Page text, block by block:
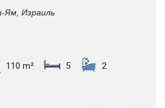
Ям, Израиль
110 m² 5 2